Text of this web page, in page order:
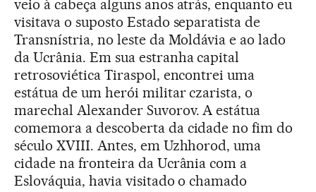
veio à cabeça alguns anos atrás, enquanto eu
visitava o suposto Estado separatista de
Transnístria, no leste da Moldávia e ao lado
da Ucrânia. Em sua estranha capital
retrosoviética Tiraspol, encontrei uma
estátua de um herói militar czarista, o
marechal Alexander Suvorov. A estátua
comemora a descoberta da cidade no fim do
século XVIII. Antes, em Uzhhorod, uma
cidade na fronteira da Ucrânia com a
Eslováquia, havia visitado o chamado